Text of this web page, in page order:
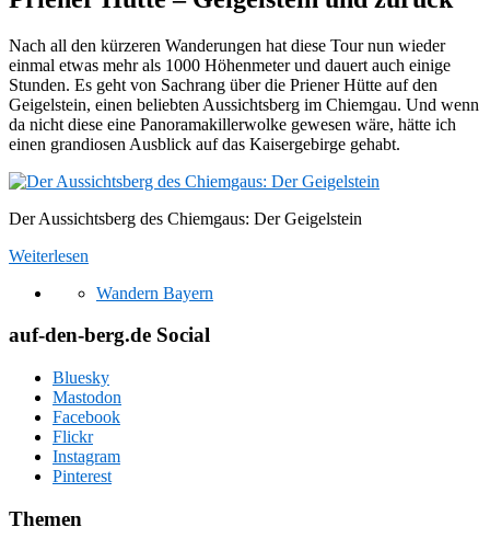
Nach all den kürzeren Wanderungen hat diese Tour nun wieder
einmal etwas mehr als 1000 Höhenmeter und dauert auch einige
Stunden. Es geht von Sachrang über die Priener Hütte auf den
Geigelstein, einen beliebten Aussichtsberg im Chiemgau. Und wenn
da nicht diese eine Panoramakillerwolke gewesen wäre, hätte ich
einen grandiosen Ausblick auf das Kaisergebirge gehabt.
Der Aussichtsberg des Chiemgaus: Der Geigelstein
Weiterlesen
Wandern Bayern
auf-den-berg.de Social
Bluesky
Mastodon
Facebook
Flickr
Instagram
Pinterest
Themen